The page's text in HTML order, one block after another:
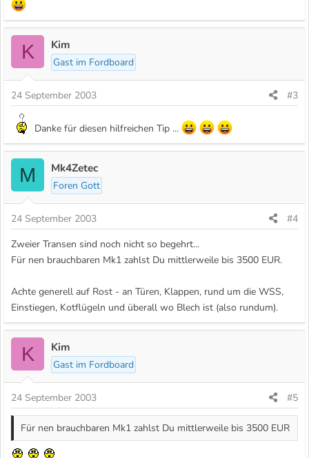
K Kim
Gast im Fordboard
24 September 2003 #3
Danke für diesen hilfreichen Tip ...
M Mk4Zetec
Foren Gott
24 September 2003
#4
Zweier Transen sind noch nicht so begehrt...
Für nen brauchbaren Mk1 zahlst Du mittlerweile bis 3500 EUR.
Achte generell auf Rost - an Türen, Klappen, rund um die WSS,
Einstiegen, Kotflügeln und überall wo Blech ist (also rundum).
K Kim
Gast im Fordboard
24 September 2003 #5
Für nen brauchbaren Mk1 zahlst Du mittlerweile bis 3500 EUR